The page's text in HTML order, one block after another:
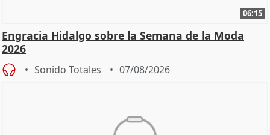
06:15
Engracia Hidalgo sobre la Semana de la Moda
2026
Sonido Totales 07/08/2026